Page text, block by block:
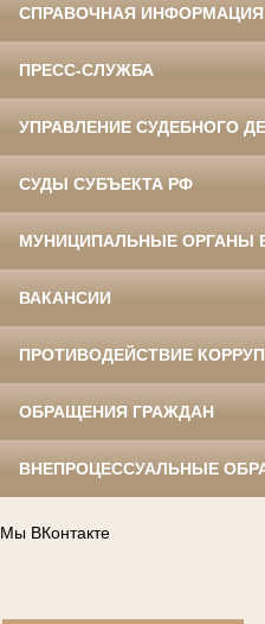
СПРАВОЧНАЯ ИНФОРМАЦИЯ
ПРЕСС-СЛУЖБА
УПРАВЛЕНИЕ СУДЕБНОГО
СУДЫ СУБЪЕКТА РФ
МУНИЦИПАЛЬНЫЕ ОРГАНЫ
ВАКАНСИИ
ПРОТИВОДЕЙСТВИЕ
ОБРАЩЕНИЯ ГРАЖДАН
ВНЕПРОЦЕССУАЛЬНЫЕ
Мы ВКонтакте